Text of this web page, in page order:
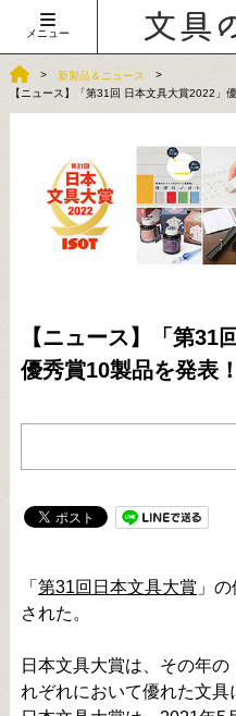
メニュー
新製品＆ニュース
【ニュース】「第31回 日本文具大賞2022」
【ニュース】「第31
優秀賞10製品を発表！
「 第31回日本文具大賞 」
された。
日本文具大賞は、その年
れぞれにおいて優れた文